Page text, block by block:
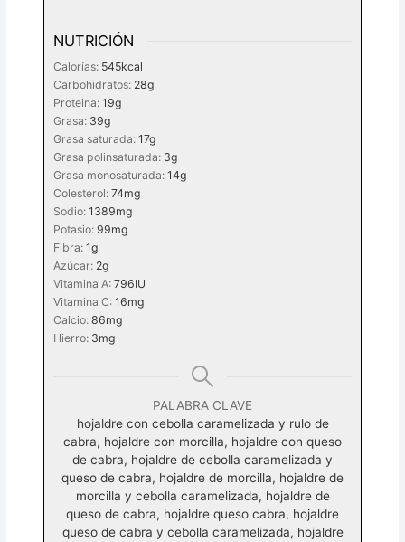
NUTRICIÓN
Calorías: 545kcal
Carbohidratos: 28g
Proteina:19g
Grasa: 39g
Grasa saturada:17g
Grasa polinsaturada: 3g
Grasa monosaturada:14g
Colesterol:74mg
Sodio:1389mg
Potasio:99mg
Fibra:1g
Azúcar: 2g
Vitamina A:796IU
Vitamina C:16mg
Calcio:86mg
Hierro: 3mg
PALABRA CLAVE
hojaldre con cebolla caramelizada y rulo de
cabra, hojaldre con morcilla, hojaldre con queso
de cabra, hojaldre de cebolla caramelizada y
queso de cabra, hojaldre de morcilla, hojaldre de
morcilla y cebolla caramelizada, hojaldre de
queso de cabra, hojaldre queso cabra, hojaldre
queso de cabra y cebolla caramelizada, hojaldre